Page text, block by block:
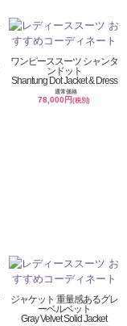
ワンピーススーツ シャンタ
ンドット
Shantung Dot Jacket & Dress
通常価格
78,000円(税別)
ジャケット 重量感あるグレ
ーベルベット
Gray Velvet Solid Jacket